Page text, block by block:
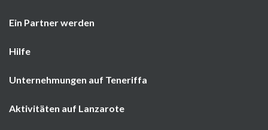
Ein Partner werden
Hilfe
Unternehmungen auf Teneriffa
Aktivitäten auf Lanzarote